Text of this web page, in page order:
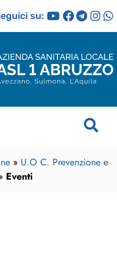
su:
» U.O C. Prevenzione e
Eventi